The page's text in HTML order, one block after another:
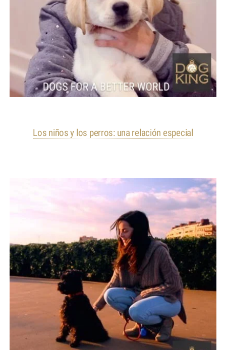
Los niños y los perros: una relación especial